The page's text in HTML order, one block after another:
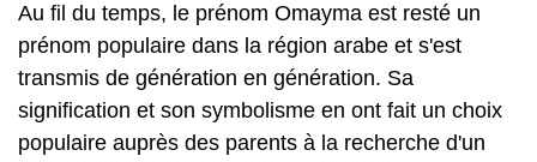
Au fil du temps, le prénom Omayma est resté un
prénom populaire dans la région arabe et s'est
transmis de génération en génération. Sa
signification et son symbolisme en ont fait un choix
populaire auprès des parents à la recherche d'un